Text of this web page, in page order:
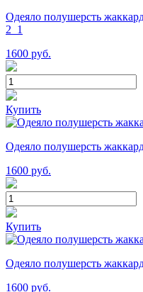
Одеяло полушерсть
2_1
1600 руб.
Купить
Одеяло полушерсть
1600 руб.
Купить
Одеяло полушерсть
1600 руб.